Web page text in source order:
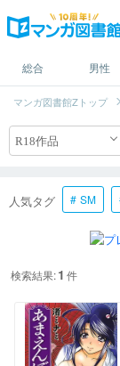
総合 男性
マンガ図書館Zトップ
人気タグ SM
検索結果:1 件